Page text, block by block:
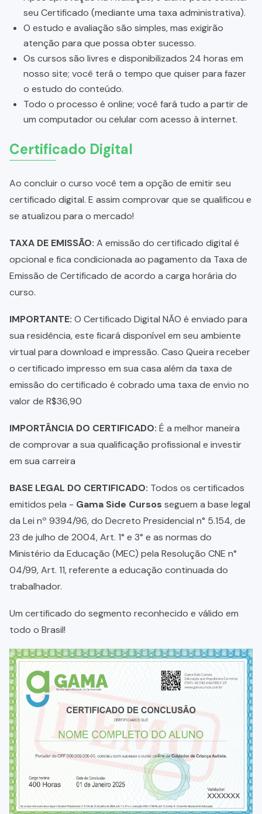
seu Certificado (mediante uma taxa administrativa).
O estudo e avaliação são simples, mas exigirão
atenção para que possa obter sucesso.
Os cursos são livres e disponibilizados 24 horas em
nosso site; você terá o tempo que quiser para fazer
o estudo do conteúdo.
Todo o processo é online; você fará tudo a partir de
um computador ou celular com acesso à internet.
Certificado Digital
Ao concluir o curso você tem a opção de emitir seu
certificado digital. E assim comprovar que se qualificou e
se atualizou para o mercado!
TAXA DE EMISSÃO: A emissão do certificado digital é
opcional e fica condicionada ao pagamento da Taxa de
Emissão de Certificado de acordo a carga horária do
curso.
IMPORTANTE: O Certificado Digital NÃO é enviado para
sua residência, este ficará disponível em seu ambiente
virtual para download e impressão. Caso Queira receber
o certificado impresso em sua casa além da taxa de
emissão do certificado é cobrado uma taxa de envio no
valor de R$36,90
IMPORTÂNCIA DO CERTIFICADO: É a melhor maneira
de comprovar a sua qualificação profissional e investir
em sua carreira
BASE LEGAL DO CERTIFICADO: Todos os certificados
emitidos pela - Gama Side Cursos seguem a base legal
da Lei nº 9394/96, do Decreto Presidencial n° 5.154, de
23 de julho de 2004, Art. 1° e 3° e as normas do
Ministério da Educação (MEC) pela Resolução CNE n°
04/99, Art. 11, referente a educação continuada do
trabalhador.
Um certificado do segmento reconhecido e válido em
todo o Brasil!